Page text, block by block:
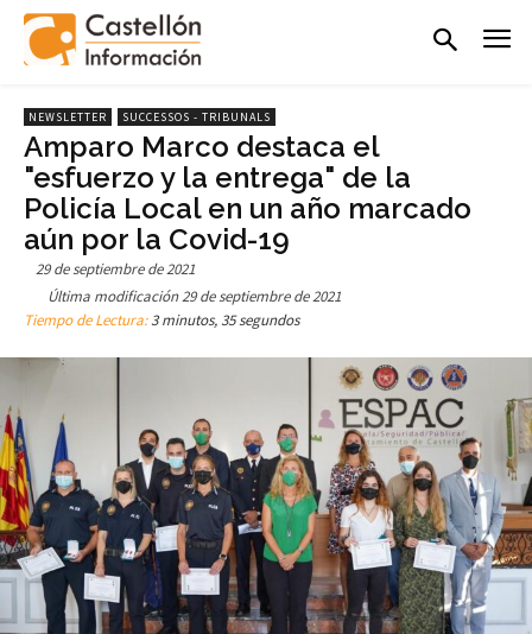
NEWSLETTER SUCCESSOS - TRIBUNALS
Amparo Marco destaca el
"esfuerzo y la entrega" de la
Policía Local en un año marcado
aún por la Covid-19
29 de septiembre de 2021
Última modificación29 de septiembre de 2021
Tiempo de Lectura:3 minutos, 35 segundos